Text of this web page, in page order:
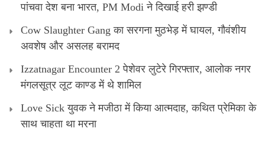
पांचवा देश बना भारत, PM Modi ने दिखाई हरी झण्डी
Cow Slaughter Gang का सरगना मुठभेड़ में घायल, गौवंशीय
अवशेष और असलह बरामद
Izzatnagar Encounter 2 पेशेवर लुटेरे गिरफ्तार, आलोक नगर
मंगलसूत्र लूट काण्‍ड में थे शामिल
Love Sick युवक ने मजीठा में किया आत्मदाह, कथित प्रेमिका के
साथ चाहता था मरना